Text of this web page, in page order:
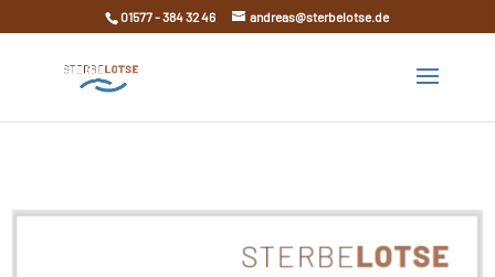
01577 - 384 32 46 andreas@sterbelotse.de